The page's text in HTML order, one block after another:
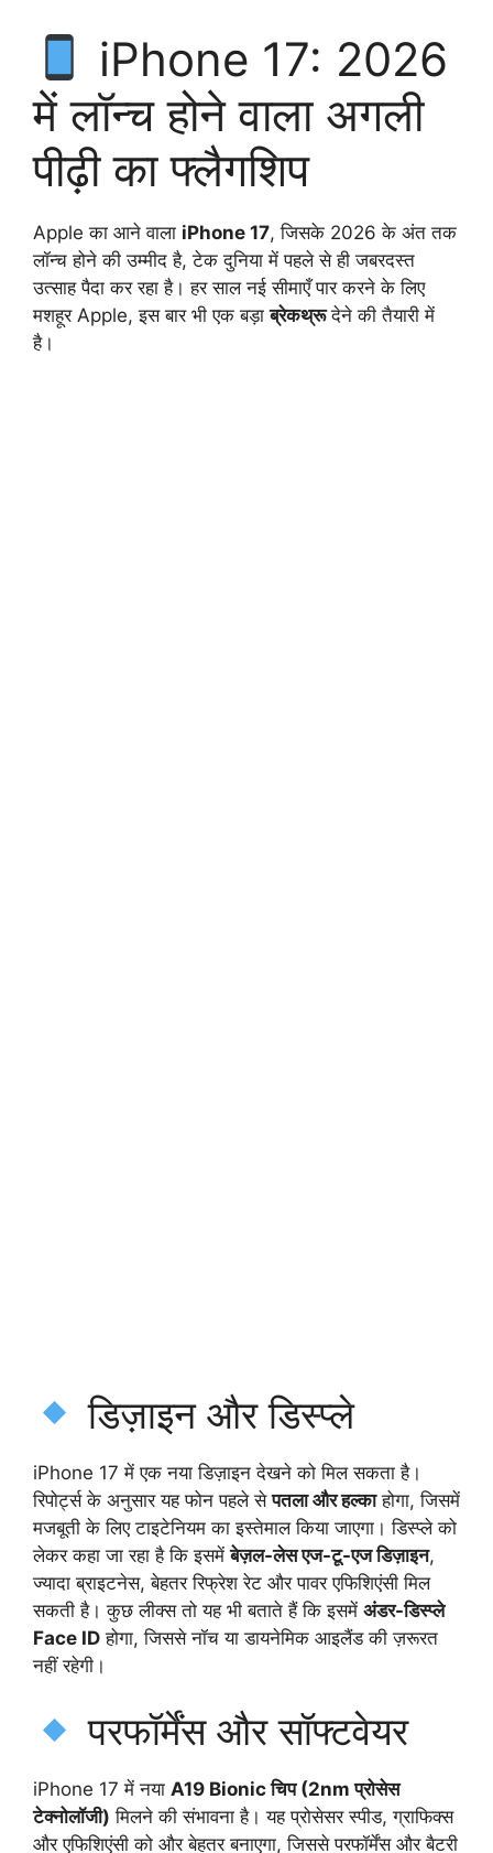
iPhone 17: 2026
में लॉन्च होने वाला अगली
पीढ़ी का फ्लैगशिप
Apple का आने वाला iPhone 17, जिसके 2026 के अंत तक
लॉन्च होने की उम्मीद है, टेक दुनिया में पहले से ही जबरदस्त
उत्साह पैदा कर रहा है। हर साल नई सीमाएँ पार करने के लिए
मशहूर Apple, इस बार भी एक बड़ाब्रेकथ्रूदेने की तैयारी में
है।
डिज़ाइन और डिस्प्ले
iPhone 17 में एक नया डिज़ाइन देखने को मिल सकता है।
रिपोर्ट्स के अनुसार यह फोन पहले सेपतला और हल्काहोगा, जिसमें
मजबूती के लिए टाइटेनियम का इस्तेमाल किया जाएगा। डिस्प्ले को
लेकर कहा जा रहा है कि इसमेंबेज़ल-लेस एज-टू-एज डिज़ाइन,
ज्यादा ब्राइटनेस, बेहतर रिफ्रेश रेट और पावर एफिशिएंसी मिल
सकती है। कुछ लीक्स तो यह भी बताते हैं कि इसमें अंडर-डिस्प्ले
Face ID होगा, जिससे नॉच या डायनेमिक आइलैंड की ज़रूरत
नहीं रहेगी।
परफॉर्मेंस और सॉफ्टवेयर
iPhone 17 में नया A19 Bionic चिप (2nm प्रोसेस
टेक्नोलॉजी) मिलने की संभावना है। यह प्रोसेसर स्पीड, ग्राफिक्स
और एफिशिएंसी को और बेहतर बनाएगा, जिससे परफॉर्मेंस और बैटरी